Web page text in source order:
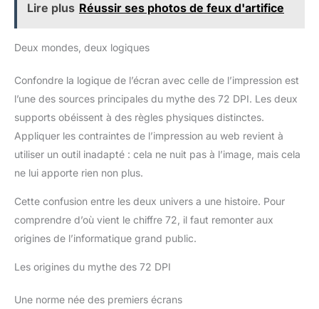
Lire plus Réussir ses photos de feux d'artifice
Deux mondes, deux logiques
Confondre la logique de l’écran avec celle de l’impression est
l’une des sources principales du mythe des 72 DPI. Les deux
supports obéissent à des règles physiques distinctes.
Appliquer les contraintes de l’impression au web revient à
utiliser un outil inadapté : cela ne nuit pas à l’image, mais cela
ne lui apporte rien non plus.
Cette confusion entre les deux univers a une histoire. Pour
comprendre d’où vient le chiffre 72, il faut remonter aux
origines de l’informatique grand public.
Les origines du mythe des 72 DPI
Une norme née des premiers écrans